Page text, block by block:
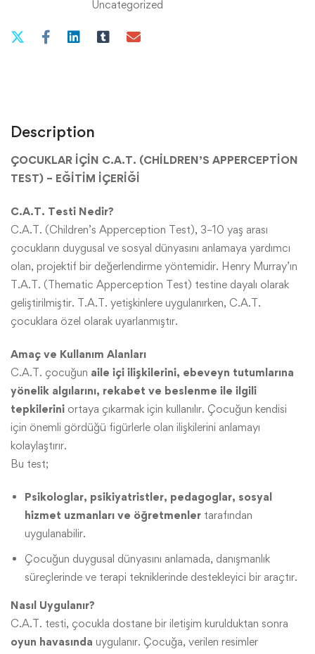
Uncategorized
Description
ÇOCUKLAR İÇİN C.A.T. (CHİLDREN’S APPERCEPTİON
TEST) – EĞİTİM İÇERİĞİ
C.A.T. Testi Nedir?
C.A.T. (Children’s Apperception Test), 3–10 yaş arası
çocukların duygusal ve sosyal dünyasını anlamaya yardımcı
olan, projektif bir değerlendirme yöntemidir. Henry Murray’ın
T.A.T. (Thematic Apperception Test) testine dayalı olarak
geliştirilmiştir. T.A.T. yetişkinlere uygulanırken, C.A.T.
çocuklara özel olarak uyarlanmıştır.
Amaç ve Kullanım Alanları
C.A.T. çocuğun aile içi ilişkilerini, ebeveyn tutumlarına
yönelik algılarını, rekabet ve beslenme ile ilgili
tepkilerini ortaya çıkarmak için kullanılır. Çocuğun kendisi
için önemli gördüğü figürlerle olan ilişkilerini anlamayı
kolaylaştırır.
Bu test;
Psikologlar, psikiyatristler, pedagoglar, sosyal
hizmet uzmanları ve öğretmenler tarafından
uygulanabilir.
Çocuğun duygusal dünyasını anlamada, danışmanlık
süreçlerinde ve terapi tekniklerinde destekleyici bir araçtır.
Nasıl Uygulanır?
C.A.T. testi, çocukla dostane bir iletişim kurulduktan sonra
oyun havasında uygulanır. Çocuğa, verilen resimler